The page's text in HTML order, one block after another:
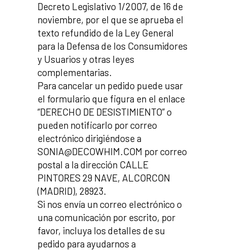
Decreto Legislativo 1/2007, de 16 de
noviembre, por el que se aprueba el
texto refundido de la Ley General
para la Defensa de los Consumidores
y Usuarios y otras leyes
complementarias.
Para cancelar un pedido puede usar
el formulario que figura en el enlace
“DERECHO DE DESISTIMIENTO” o
pueden notificarlo por correo
electrónico dirigiéndose a
SONIA@DECOWHIM.COM por correo
postal a la dirección CALLE
PINTORES 29 NAVE, ALCORCON
(MADRID), 28923.
Si nos envía un correo electrónico o
una comunicación por escrito, por
favor, incluya los detalles de su
pedido para ayudarnos a